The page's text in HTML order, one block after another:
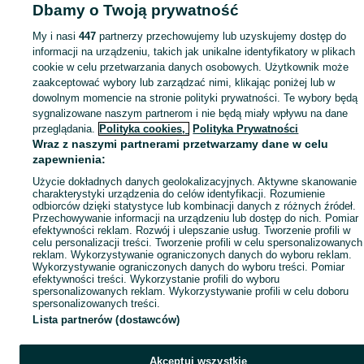
Popularne wyszukiwania
Dbamy o Twoją prywatność
My i nasi447 partnerzy przechowujemy lub uzyskujemy dostęp do
informacji na urządzeniu, takich jak unikalne identyfikatory w plikach
cookie w celu przetwarzania danych osobowych. Użytkownik może
zaakceptować wybory lub zarządzać nimi, klikając poniżej lub w
dowolnym momencie na stronie polityki prywatności. Te wybory będą
sygnalizowane naszym partnerom i nie będą miały wpływu na dane
przeglądania. Polityka cookies, Polityka Prywatności
Wraz z naszymi partnerami przetwarzamy dane w celu
zapewnienia:
Użycie dokładnych danych geolokalizacyjnych. Aktywne skanowanie
charakterystyki urządzenia do celów identyfikacji. Rozumienie
odbiorców dzięki statystyce lub kombinacji danych z różnych źródeł.
Przechowywanie informacji na urządzeniu lub dostęp do nich. Pomiar
efektywności reklam. Rozwój i ulepszanie usług. Tworzenie profili w
celu personalizacji treści. Tworzenie profili w celu spersonalizowanych
reklam. Wykorzystywanie ograniczonych danych do wyboru reklam.
Wykorzystywanie ograniczonych danych do wyboru treści. Pomiar
efektywności treści. Wykorzystanie profili do wyboru
spersonalizowanych reklam. Wykorzystywanie profili w celu doboru
spersonalizowanych treści.
Lista partnerów (dostawców)
Akceptuj wszystkie